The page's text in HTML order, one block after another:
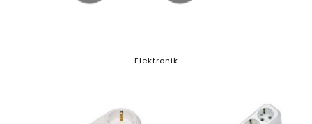
Elektronik